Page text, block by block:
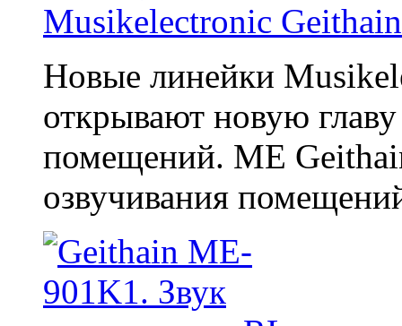
Musikelectronic
Новые линейки
открывают новую
помещений. ME
озвучивания